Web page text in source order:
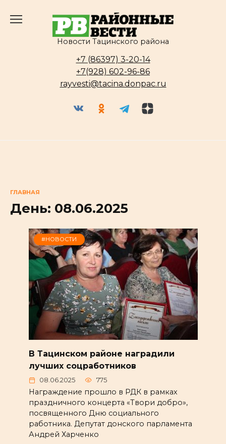
Новости Тацинского района
+7 (86397) 3-20-14
+7(928) 602-96-86
rayvesti@tacina.donpac.ru
ГЛАВНАЯ
День: 08.06.2025
#НОВОСТИ
В Тацинском районе наградили
лучших соцработников
08.06.2025 775
Награждение прошло в РДК в рамках
праздничного концерта «Твори добро»,
посвященного Дню социального
работника. Депутат донского парламента
Андрей Харченко